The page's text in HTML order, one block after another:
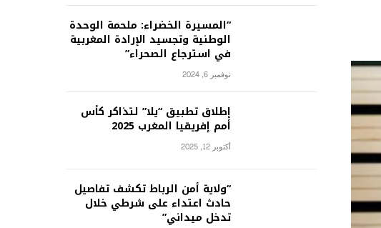
“المسيرة الخضراء: ملحمة الوحدة
الوطنية وتجسيد الإرادة المغربية
في استرجاع الصحراء”
نوفمبر 6, 2024
إطلاق تطبيق “يلا” لتذاكر كأس
أمم إفريقيا المغرب 2025
أكتوبر 12, 2025
“ولاية أمن الرباط تكشف تفاصيل
حادث اعتداء على شرطي خلال
تدخل ميداني”